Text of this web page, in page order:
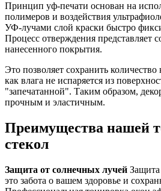
Принцип уф-печати основан на
полимеров и воздействия
УФ-лучами слой краски быстро
Процесс отверждения представляет
нанесенного покрытия.
Это позволяет сохранить
как влага не испаряется из
"запечатанной". Таким образом,
прочным и эластичным.
Преимущества нашей
стекол
Защита от солнечных лучей
это забота о вашем здоровье и